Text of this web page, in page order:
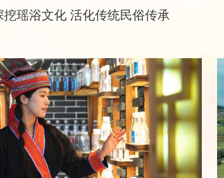
挖瑶浴文化 活化传统民俗传承